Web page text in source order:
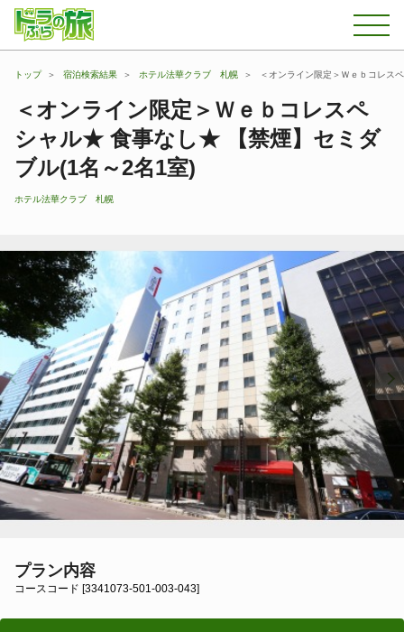
トップ 宿泊検索結果 ホテル法華クラブ 札幌 ＜オンライン限定＞Ｗｅｂコレ
＜オンライン限定＞Ｗｅｂコレスペ
シャル★ 食事なし★ 【禁煙】セミダ
ブル(1名～2名1室)
ホテル法華クラブ 札幌
プラン内容
コースコード [3341073-501-003-043]